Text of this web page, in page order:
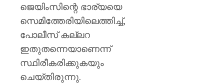
ജെയിംസിന്റെ ഭാര്യയെ
സെമിത്തേരിയിലെത്തിച്ച്,
പോലീസ് കല്ലറ
ഇതുതന്നെയാണെന്ന്
സ്ഥിരീകരിക്കുകയും
ചെയ്തിരുന്നു.